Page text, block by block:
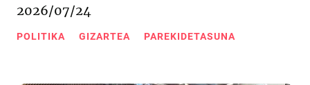
2026/07/24
POLITIKA GIZARTEA PAREKIDETASUNA